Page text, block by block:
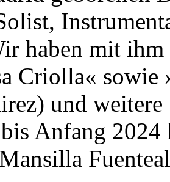
haben mit
Criolla« sowie
und
Anfang